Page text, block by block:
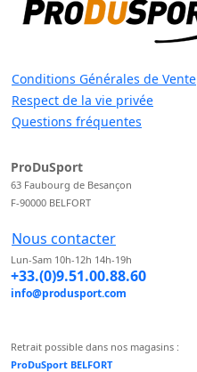
Conditions Générales de Vente
Respect de la vie privée
Questions fréquentes
ProDuSport
63 Faubourg de Besançon
F-90000 BELFORT
Nous contacter
Lun-Sam 10h-12h 14h-19h
+33.(0)9.51.00.88.60
info@produsport.com
Retrait possible dans nos magasins :
ProDuSport BELFORT